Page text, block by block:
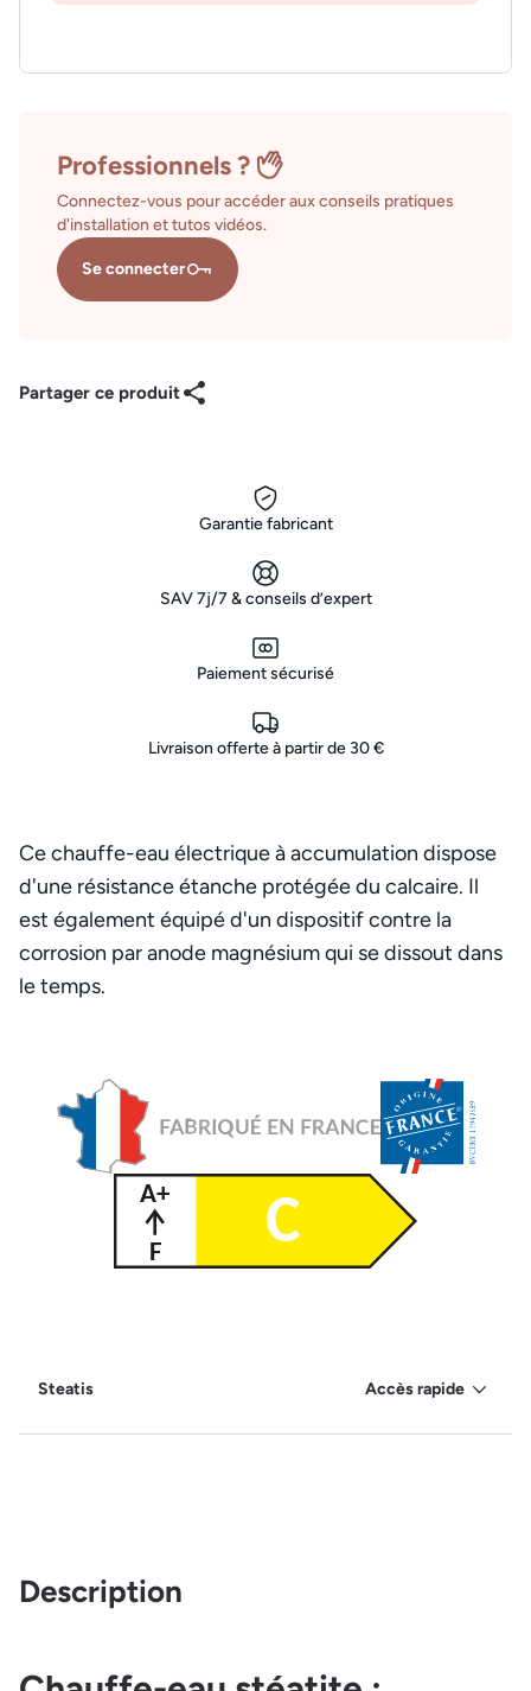
Professionnels ?
Connectez-vous pour accéder aux conseils pratiques
d'installation et tutos vidéos.
Se connecter
Partager ce produit
Garantie fabricant
SAV 7j/7 & conseils d’expert
Paiement sécurisé
Livraison offerte à partir de 30 €
Ce chauffe-eau électrique à accumulation dispose
d'une résistance étanche protégée du calcaire. Il
est également équipé d'un dispositif contre la
corrosion par anode magnésium qui se dissout dans
le temps.
Steatis Accès rapide
Description